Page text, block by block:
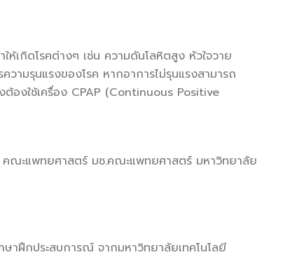
ห้เกิดโรคต่างๆ เช่น ความดันโลหิตสูง หัวใจวาย
ามรุนแรงของโรค หากอาการไม่รุนแรงสามารถ
องใช้เครื่อง CPAP (Continuous Positive
ณะแพทยศาสตร์ มช.คณะแพทยศาสตร์ มหาวิทยาลัย
าฝึกประสบการณ์ จากมหาวิทยาลัยเทคโนโลยี